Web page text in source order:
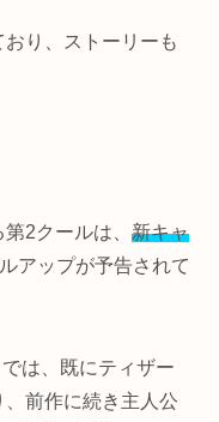
り、ストーリーも
2クールは、 新キャ
アップが予告されて
では、既にティザー
前作に続き主人公